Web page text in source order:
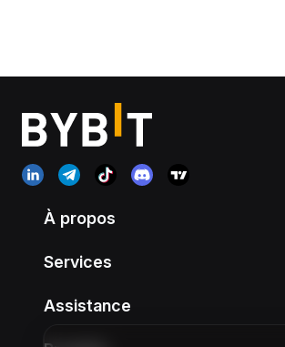
À propos
Services
Assistance